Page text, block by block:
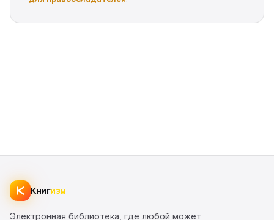
Книгизм
Электронная библиотека, где любой может